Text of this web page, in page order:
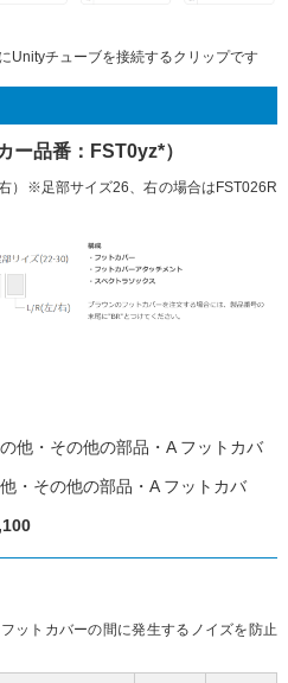
Unityチューブを接続するクリップです
ー品番：FST0yz*）
）※足部サイズ26、右の場合はFST026R
他・その他の部品・A フットカバ
・その他の部品・A フットカバ
ットカバーの間に発生するノイズを防止